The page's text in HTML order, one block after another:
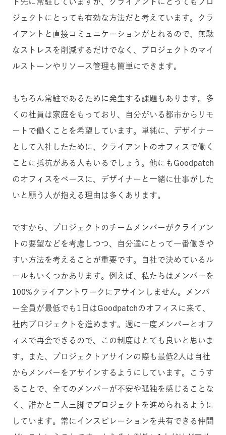
ジェクトにとっても有効な方法だと考えています。クラ
イアントと直接コミュニケーションがとれるので、無駄
なストレスを削減するだけでなく、プロジェクトのマイ
ルストーンやリソース管理も簡単にできます。
もちろん常駐であるために発生する課題もあります。多
くの社員は家庭をもっており、自分がいる都市からリモ
ートで働くことを希望しています。単純に、デザイナー
として入社したために、クライアントのオフィスで働く
ことに抵抗がある人もいるでしょう。他にもGoodpatch
のオフィスをベースに、デザイナーと一緒に仕事がした
いと願う人が抱える理由は多くあります。
ですから、プロジェクトのチームメンバーがクライアン
トの要望などを考慮しつつ、自分達にとって一番働きや
すい方法を考えることが重要です。自社で決めているル
ールもいくつかあります。例えば、私たちはメンバーを
100%クライアントワークにアサインしません。メンバ
ー全員が最低でも1日はGoodpatchのオフィスに来て、
社内プロジェクトを進めます。週に一度メンバーとオフ
ィスで再会できるので、この制度はとても良いと思いま
す。また、プロジェクトアサインの際も最低2人は自社
からメンバーをアサインするようにしています。こうす
ることで、全てのメンバーが不安や孤独を感じることな
く、誰かと二人三脚でプロジェクトを進められるように
しています。常にインスピレーションを共有できる仲間